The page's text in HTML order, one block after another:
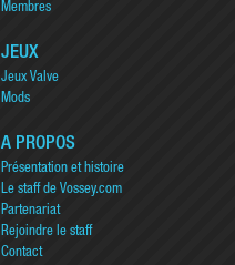
Membres
JEUX
Jeux Valve
Mods
A PROPOS
Présentation et histoire
Le staff de Vossey.com
Partenariat
Rejoindre le staff
Contact